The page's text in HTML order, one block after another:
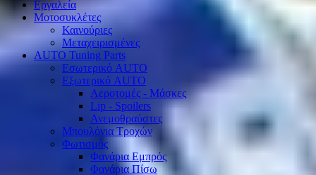
Εργαλεία
Μοτοσυκλέτες
Καινούριες
Μεταχειρισμένες
AUTO Tuning Parts
Εσωτερικό AUTO
Εξωτερικό AUTO
Αεροτομές - Μάσκες
Lip - Spoilers
Ανεμοθραύστες
Μπουλόνια Τροχών
Φωτισμός
Φανάρια Εμπρός
Φανάρια Πίσω